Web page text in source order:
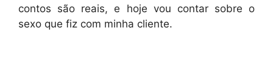
contos são reais, e hoje vou contar sobre o
sexo que fiz com minha cliente.